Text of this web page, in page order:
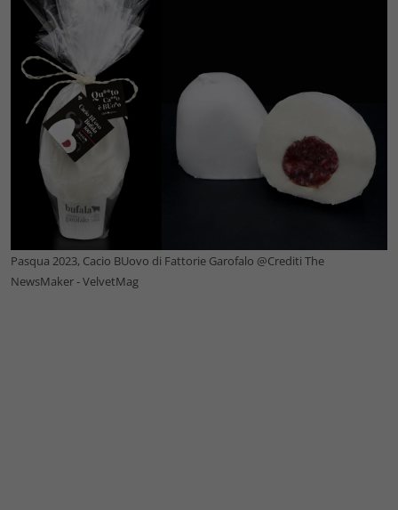
Pasqua 2023, Cacio BUovo di Fattorie Garofalo @Crediti The
NewsMaker - VelvetMag